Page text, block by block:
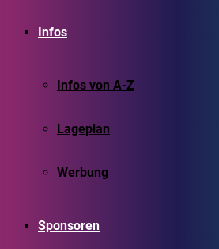
Infos
Infos von A-Z
Lageplan
Werbung
Sponsoren